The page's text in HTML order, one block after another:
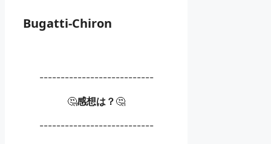
Bugatti-Chiron
---------------------------
🤔感想は？ 🤔
---------------------------